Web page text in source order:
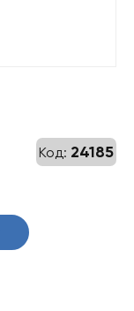
Код: 24185